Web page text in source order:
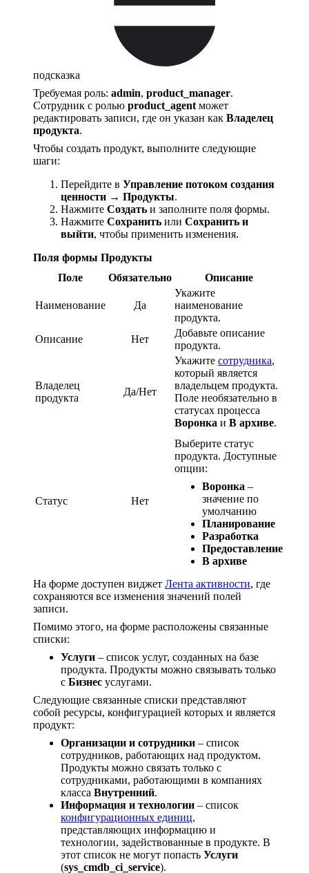
подсказка
Требуемая роль: admin, product_manager.
Сотрудник с ролью product_agent может
редактировать записи, где он указан как Владелец
продукта.
Чтобы создать продукт, выполните следующие
шаги:
Перейдите в Управление потоком создания
ценности → Продукты.
Нажмите Создать и заполните поля формы.
Нажмите Сохранить или Сохранить и
выйти, чтобы применить изменения.
Поля формы Продукты
Поле
Обязательно Описание
Наименование Да
Укажите
наименование
продукта.
Описание
Нет
Добавьте описание
продукта.
Владелец
продукта
Да/Нет
Укажите сотрудника,
который является
владельцем продукта.
Поле необязательно в
статусах процесса
Воронка и В архиве.
Статус Нет
Выберите статус
продукта. Доступные
опции:
Воронка –
значение по
умолчанию
Планирование
Разработка
Предоставление
В архиве
На форме доступен виджет Лента активности, где
сохраняются все изменения значений полей
записи.
Помимо этого, на форме расположены связанные
списки:
Услуги – список услуг, созданных на базе
продукта. Продукты можно связывать только
с Бизнес услугами.
Следующие связанные списки представляют
собой ресурсы, конфигурацией которых и является
продукт:
Организации и сотрудники – список
сотрудников, работающих над продуктом.
Продукты можно связать только с
сотрудниками, работающими в компаниях
класса Внутренний.
Информация и технологии – список
конфигурационных единиц,
представляющих информацию и
технологии, задействованные в продукте. В
этот список не могут попасть Услуги
(sys_cmdb_ci_service).